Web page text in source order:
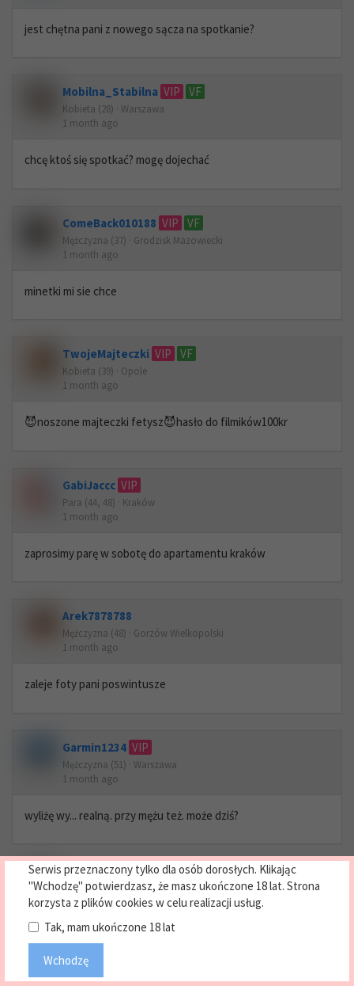
jest chętna pani z nowego sącza na spotkanie?
Mobilna_Stabilna VIP VF
Kobieta (28) · Warszawa
1 month ago
chcę ktoś się spotkać? mogę dojechać
ComeBack010188 VIP VF
Mężczyzna (37) · Grodzisk Mazowiecki
1 month ago
minetki mi sie chce
TwojeMajteczki VIP VF
Kobieta (39) · Opole
1 month ago
😈noszone majteczki fetysz😈hasło do filmików100kr
GabiJaccc VIP
Para (44, 48) · Kraków
1 month ago
zaprosimy parę w sobotę do apartamentu kraków
Arek7878788
Mężczyzna (48) · Gorzów Wielkopolski
1 month ago
zaleje foty pani poswintusze
Garmin1234 VIP
Mężczyzna (51) · Warszawa
1 month ago
wyliżę wy... realną. przy mężu też. może dziś?
Arm29 VIP
Mężczyzna (39) · Warszawa
1 month ago
sam, mam hotel dam dużo 💰 dla kobieta na zabawach
Serwis przeznaczony tylko dla osób dorosłych. Klikając
"Wchodzę" potwierdzasz, że masz ukończone 18 lat. Strona
korzysta z plików cookies w celu realizacji usług.
Tak, mam ukończone 18 lat
Wchodzę